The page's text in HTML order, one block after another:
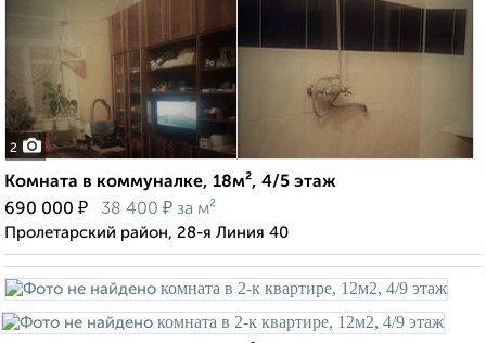
2
Комната в коммуналке, 18м², 4/5 этаж
690 000 ₽ 38 400 ₽ за м²
Пролетарский район, 28-я Линия 40